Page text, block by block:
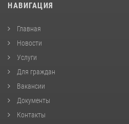
НАВИГАЦИЯ
Главная
Новости
Услуги
Для граждан
Вакансии
Документы
Контакты